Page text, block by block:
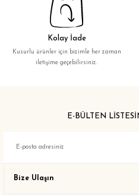
Kolay İade
Kusurlu ürünler için bizimle her zaman
iletişime geçebilirsiniz.
E-BÜLTEN
Bize Ulaşın